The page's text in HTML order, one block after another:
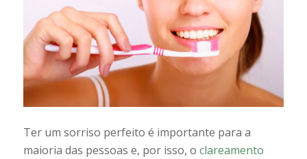
Ter um sorriso perfeito é importante para a
maioria das pessoas e, por isso, o clareamento